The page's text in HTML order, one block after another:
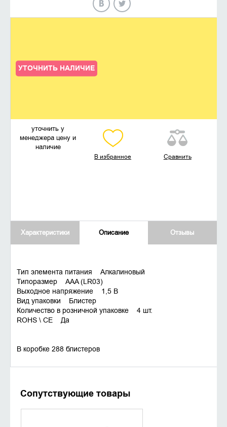
УТОЧНИТЬ НАЛИЧИЕ
уточнить у
менеджера цену и
наличие
В избранное Сравнить
Характеристики Описание Отзывы
Тип элемента питания Алкалиновый
Типоразмер AAA (LR03)
Выходное напряжение 1,5 В
Вид упаковки Блистер
Количество в розничной упаковке 4 шт.
ROHS \ CE Да
В коробке 288 блистеров
Сопутствующие товары